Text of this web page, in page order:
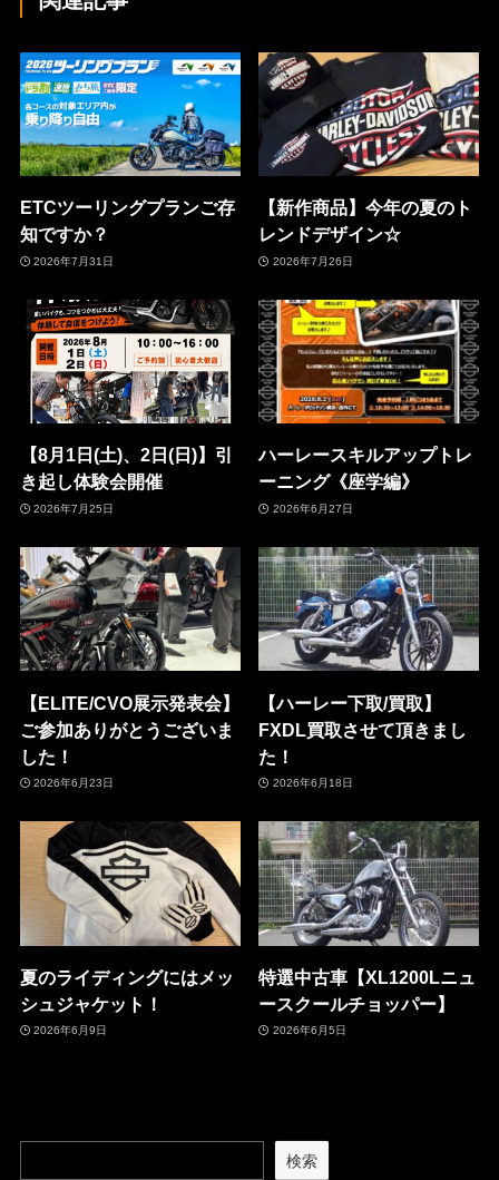
ETCツーリングプランご存
知ですか？
2026年7月31日
【新作商品】今年の夏のト
レンドデザイン☆
2026年7月26日
【8月1日(土)、2日(日)】引
き起し体験会開催
2026年7月25日
ハーレースキルアップトレ
ーニング《座学編》
2026年6月27日
【ELITE/CVO展示発表会】
ご参加ありがとうございま
した！
2026年6月23日
【ハーレー下取/買取】
FXDL買取させて頂きまし
た！
2026年6月18日
夏のライディングにはメッ
シュジャケット！
2026年6月9日
特選中古車【XL1200Lニュ
ースクールチョッパー】
2026年6月5日
検索